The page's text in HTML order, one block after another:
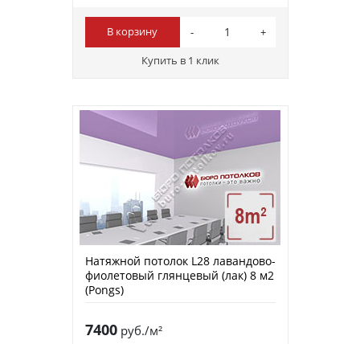
В корзину
Купить в 1 клик
Натяжной потолок L28 лавандово-
фиолетовый глянцевый (лак) 8 м2
(Pongs)
7400руб./м²